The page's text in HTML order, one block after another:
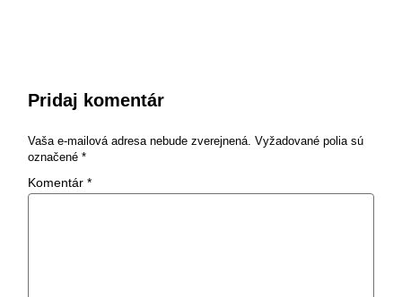
Pridaj komentár
Vaša e-mailová adresa nebude zverejnená. Vyžadované polia sú
označené *
Komentár *